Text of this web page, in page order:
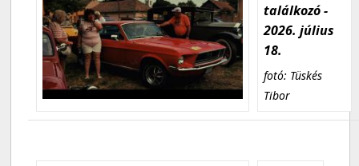
találkozó -
2026. július
18.
fotó: Tüskés
Tibor